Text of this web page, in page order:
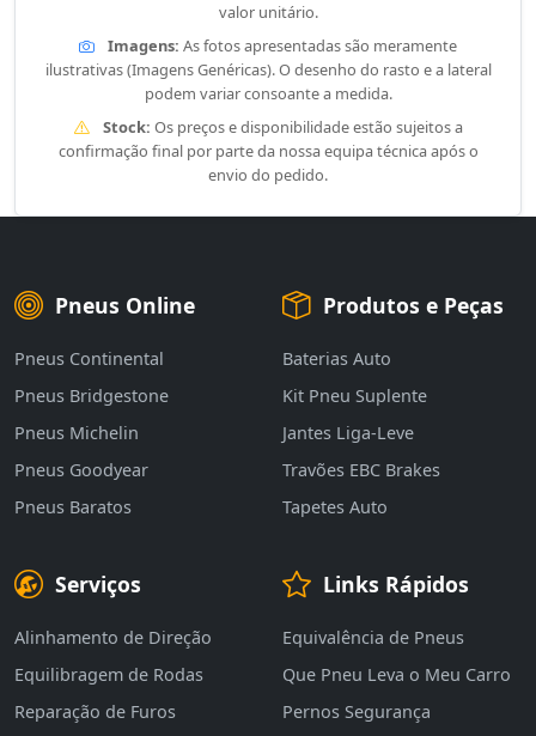
valor unitário.
Imagens: As fotos apresentadas são meramente
ilustrativas (Imagens Genéricas). O desenho do rasto e a lateral
podem variar consoante a medida.
Stock: Os preços e disponibilidade estão sujeitos a
confirmação final por parte da nossa equipa técnica após o
envio do pedido.
Pneus Online
Pneus Continental
Pneus Bridgestone
Pneus Michelin
Pneus Goodyear
Pneus Baratos
Produtos e Peças
Baterias Auto
Kit Pneu Suplente
Jantes Liga-Leve
Travões EBC Brakes
Tapetes Auto
Serviços
Alinhamento de Direção
Equilibragem de Rodas
Reparação de Furos
Links Rápidos
Equivalência de Pneus
Que Pneu Leva o Meu Carro
Pernos Segurança